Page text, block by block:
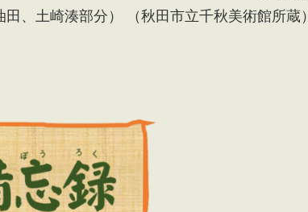
土崎湊部分） （秋田市立千秋美術館所蔵）